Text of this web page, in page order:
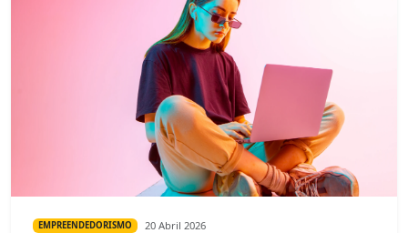
EMPREENDEDORISMO 20 Abril 2026